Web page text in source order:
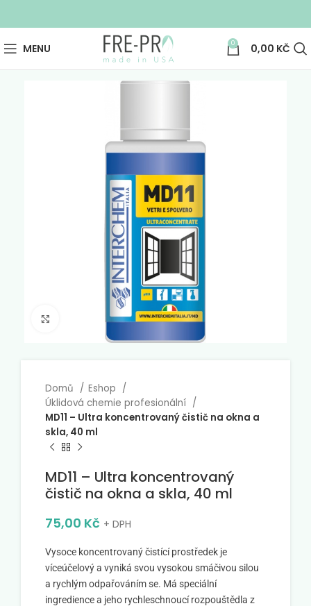
MENU 0 0,00 KČ
Click to enlarge
Domů
Eshop
Úklidová chemie profesionální
MD11 – Ultra koncentrovaný čistič na okna a
skla, 40 ml
MD11 – Ultra koncentrovaný
čistič na okna a skla, 40 ml
75,00 Kč + DPH
Vysoce koncentrovaný čistící prostředek je
víceúčelový a vyniká svou vysokou smáčivou silou
a rychlým odpařováním se. Má speciální
ingredience a jeho rychleschnoucí rozpouštědla z